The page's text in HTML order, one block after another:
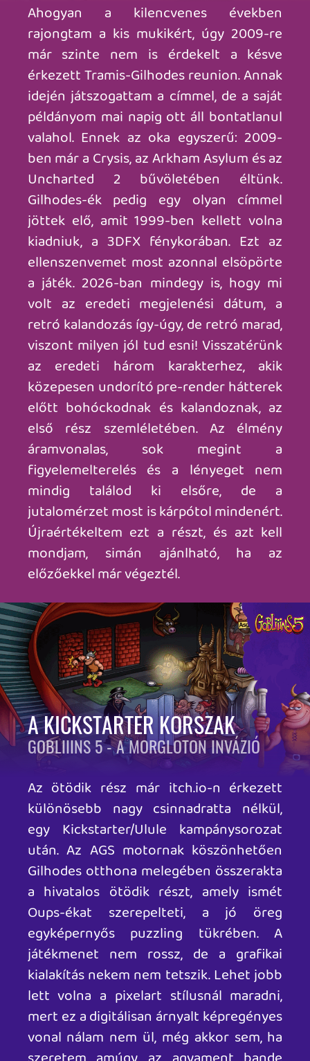
végig először, ne innen indítsátok az
ismerkedést.
A Red Art Games által gondozott
Gobliiins Collection kiadványban
válogathatunk a floppis, CD-s kiadványok
között (ezt frankó, médiaformátumot
lekövető DOS ablakos animációk követik
a menüben). Ha van az adott részhez EGA
grafika, FM, vagy CD zene, akkor ezek
között is variálhatunk. Ennek
kifejezetten örültem, annak idején csak a
floppis, zenétlen kiadványok voltak meg.
Ám a hatalmas halandzsa-dumák
(feleségemet idegesítették, engem most
is feldobtak) pont ugyanolyan
recsegősen és vadítóan viccesen szólnak,
mint régen. Vannak tapéta-jellegű
hátterek (kikapcsolható, az OLED tévén
nyomulók nagy örömére) és a
megjelenítés módozatain is
finomhangolhatunk, de pl. VGA shader
filter nincs. A kontrolleres irányítás (pl.
Xboxon) a pixelvadászat miatt nem tesz
jót az összképnek (talán jobb Switchen
vagy majd egyszer Steam Decken
tapkodászni), de kis türelemmel gamepad
mellett is eljátszogathatunk. Amúgy az
eredeti játékok bugjait is foltozgatták az
újrakiadáshoz, tehát bele is nyúltak az
eredeti kódba a készítők.
Sajnos a hatodik rész hiánya (bár érthető,
de) kicsit fájó, illetve a Woodruff-t is jó
kitekerni és a kollekció részeként
bemutatni.
Ja, és el ne felejtsem, hogy főmenü
tartalmaz egy mini-játékot is, amelyben a
doboz-artokat, Gilhodes korábbi és
jelenlegi munkásságát bemutató mini-
videókat találhatunk. Semmi extra, de
talán kicsit közelebb hozta hozzám is a
mester karakterét.
A Gobliiins játékokat újra elővéve
eszembe jutottak azok a gyerekkori
emlékek, ahogyan egy CRT monitor előtt
kuporgunk hárman, tesóm, Rehynn és én,
miközben próbáltuk megfejteni a
Gobliiins játékok titkait. Gyerekként nem
csak a vicces külső nyűgözött le minket,
hanem a hátterek csodás mesevilága.